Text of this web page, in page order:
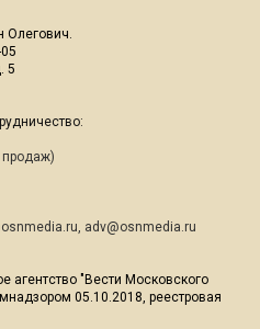
Олегович.
5
продаж)
, adv@osnmedia.ru
агентство "Вести Московского
05.10.2018, реестровая